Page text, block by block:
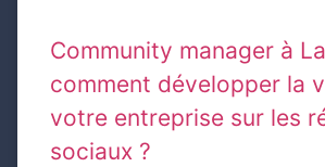
Community manager à
comment développer la
votre entreprise sur les
sociaux ?